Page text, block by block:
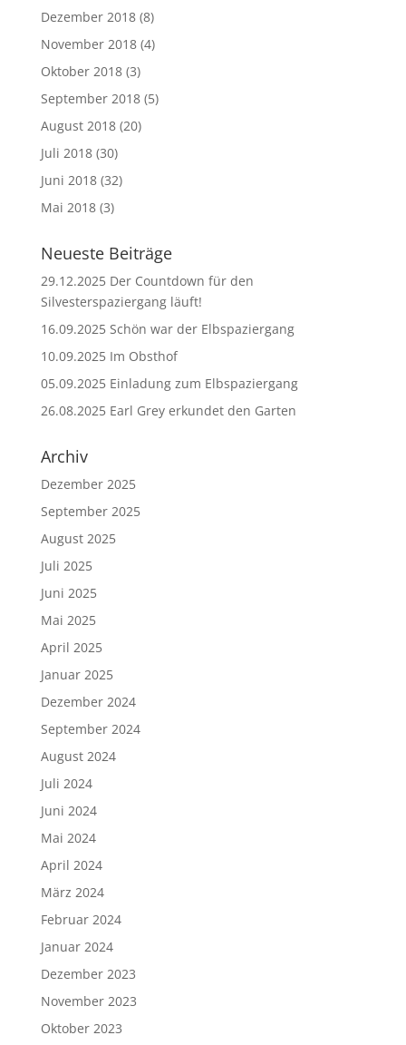
Dezember 2018(8)
November 2018(4)
Oktober 2018(3)
September 2018(5)
August 2018(20)
Juli 2018(30)
Juni 2018(32)
Mai 2018(3)
Neueste Beiträge
29.12.2025 Der Countdown für den
Silvesterspaziergang läuft!
16.09.2025 Schön war der Elbspaziergang
10.09.2025 Im Obsthof
05.09.2025 Einladung zum Elbspaziergang
26.08.2025 Earl Grey erkundet den Garten
Archiv
Dezember 2025
September 2025
August 2025
Juli 2025
Juni 2025
Mai 2025
April 2025
Januar 2025
Dezember 2024
September 2024
August 2024
Juli 2024
Juni 2024
Mai 2024
April 2024
März 2024
Februar 2024
Januar 2024
Dezember 2023
November 2023
Oktober 2023